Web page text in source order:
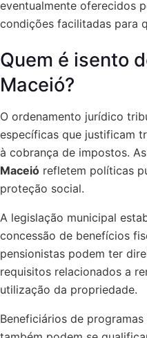
eventualmente oferecidos
condições facilitadas para
Quem é isento
Maceió?
O ordenamento jurídico
específicas que justificam
à cobrança de impostos.
Maceió refletem políticas
proteção social.
A legislação municipal
concessão de benefícios
pensionistas podem ter
requisitos relacionados a
utilização da propriedade.
Beneficiários de